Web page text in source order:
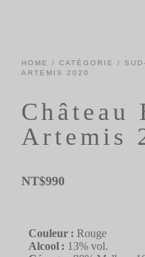
HOME / CATÉGORIE /
ARTEMIS 2020
Château
Artemis
NT$990
Couleur : Rouge
Alcool : 13% vol.